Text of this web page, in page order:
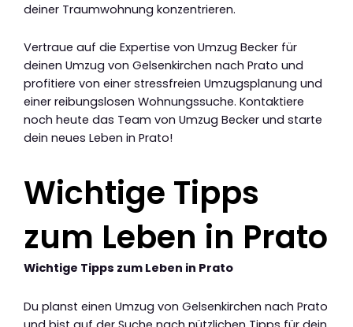
deiner Traumwohnung konzentrieren.
Vertraue auf die Expertise von Umzug Becker für
deinen Umzug von Gelsenkirchen nach Prato und
profitiere von einer stressfreien Umzugsplanung und
einer reibungslosen Wohnungssuche. Kontaktiere
noch heute das Team von Umzug Becker und starte
dein neues Leben in Prato!
Wichtige Tipps
zum Leben in Prato
Wichtige Tipps zum Leben in Prato
Du planst einen Umzug von Gelsenkirchen nach Prato